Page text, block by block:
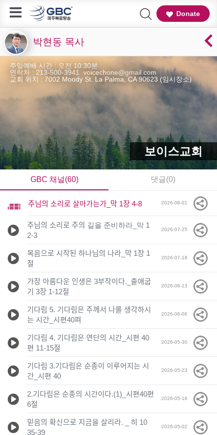
Donate
박현동 목사
보이스교회
주일예배 시간 : 오전 10:30분
연락처 : 213-500-3941 voicechone@gmail.com
교회 위치 : 7002 Moody St. La Palma, CA 90623 (임시장소)
GBC 채널(60) 댓글(0)
주님의 소리로 살아가는가_막 1장 4-8 2026-08-01
주님의 소리로 주의 길을 준비하라_막 1
2-3
2026-07-25
복음으로 시작된 하나님의 나라_막 1장 1
절
2026-07-18
가장 아름다운 인생은 3부작이다._출애굽
기 3장 1-12절
2026-06-13
기다림 5. 기다림은 주께서 나를 생각하시
는 시간_시편40펴
2026-06-06
기다림 4. 기다림은 연단의 시간_시편 40
편 11-15절
2026-05-30
기다림 3.기다림은 순종이 이루어지는 시
간_시편 40
2026-05-23
2.기다림은 순종의 시간이다.(1)_시편40편
6절
2026-05-16
믿음의 확신으로 지금을 살리라. _ 히 10
35-39
2026-05-02